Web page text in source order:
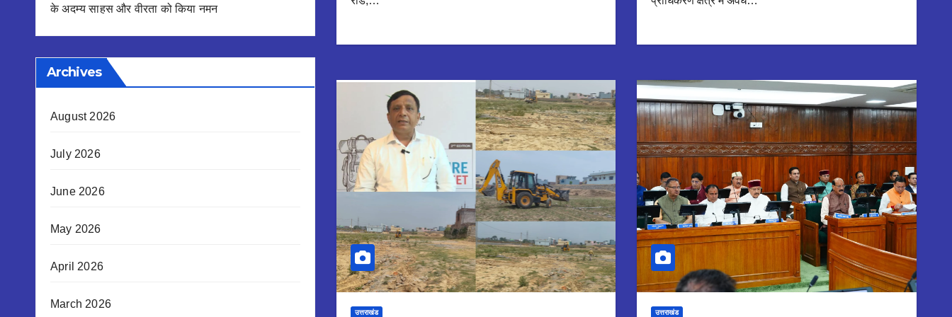
के अदम्य साहस और वीरता को किया नमन
Archives
August 2026
July 2026
June 2026
May 2026
April 2026
March 2026
उत्तराखंड उत्तराखंड